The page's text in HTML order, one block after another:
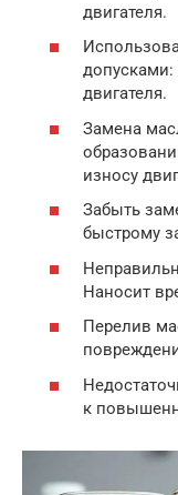
двигателя.
двигателя.
Замена
износу
Забыть
быстрому
Наносит
Перелив
к